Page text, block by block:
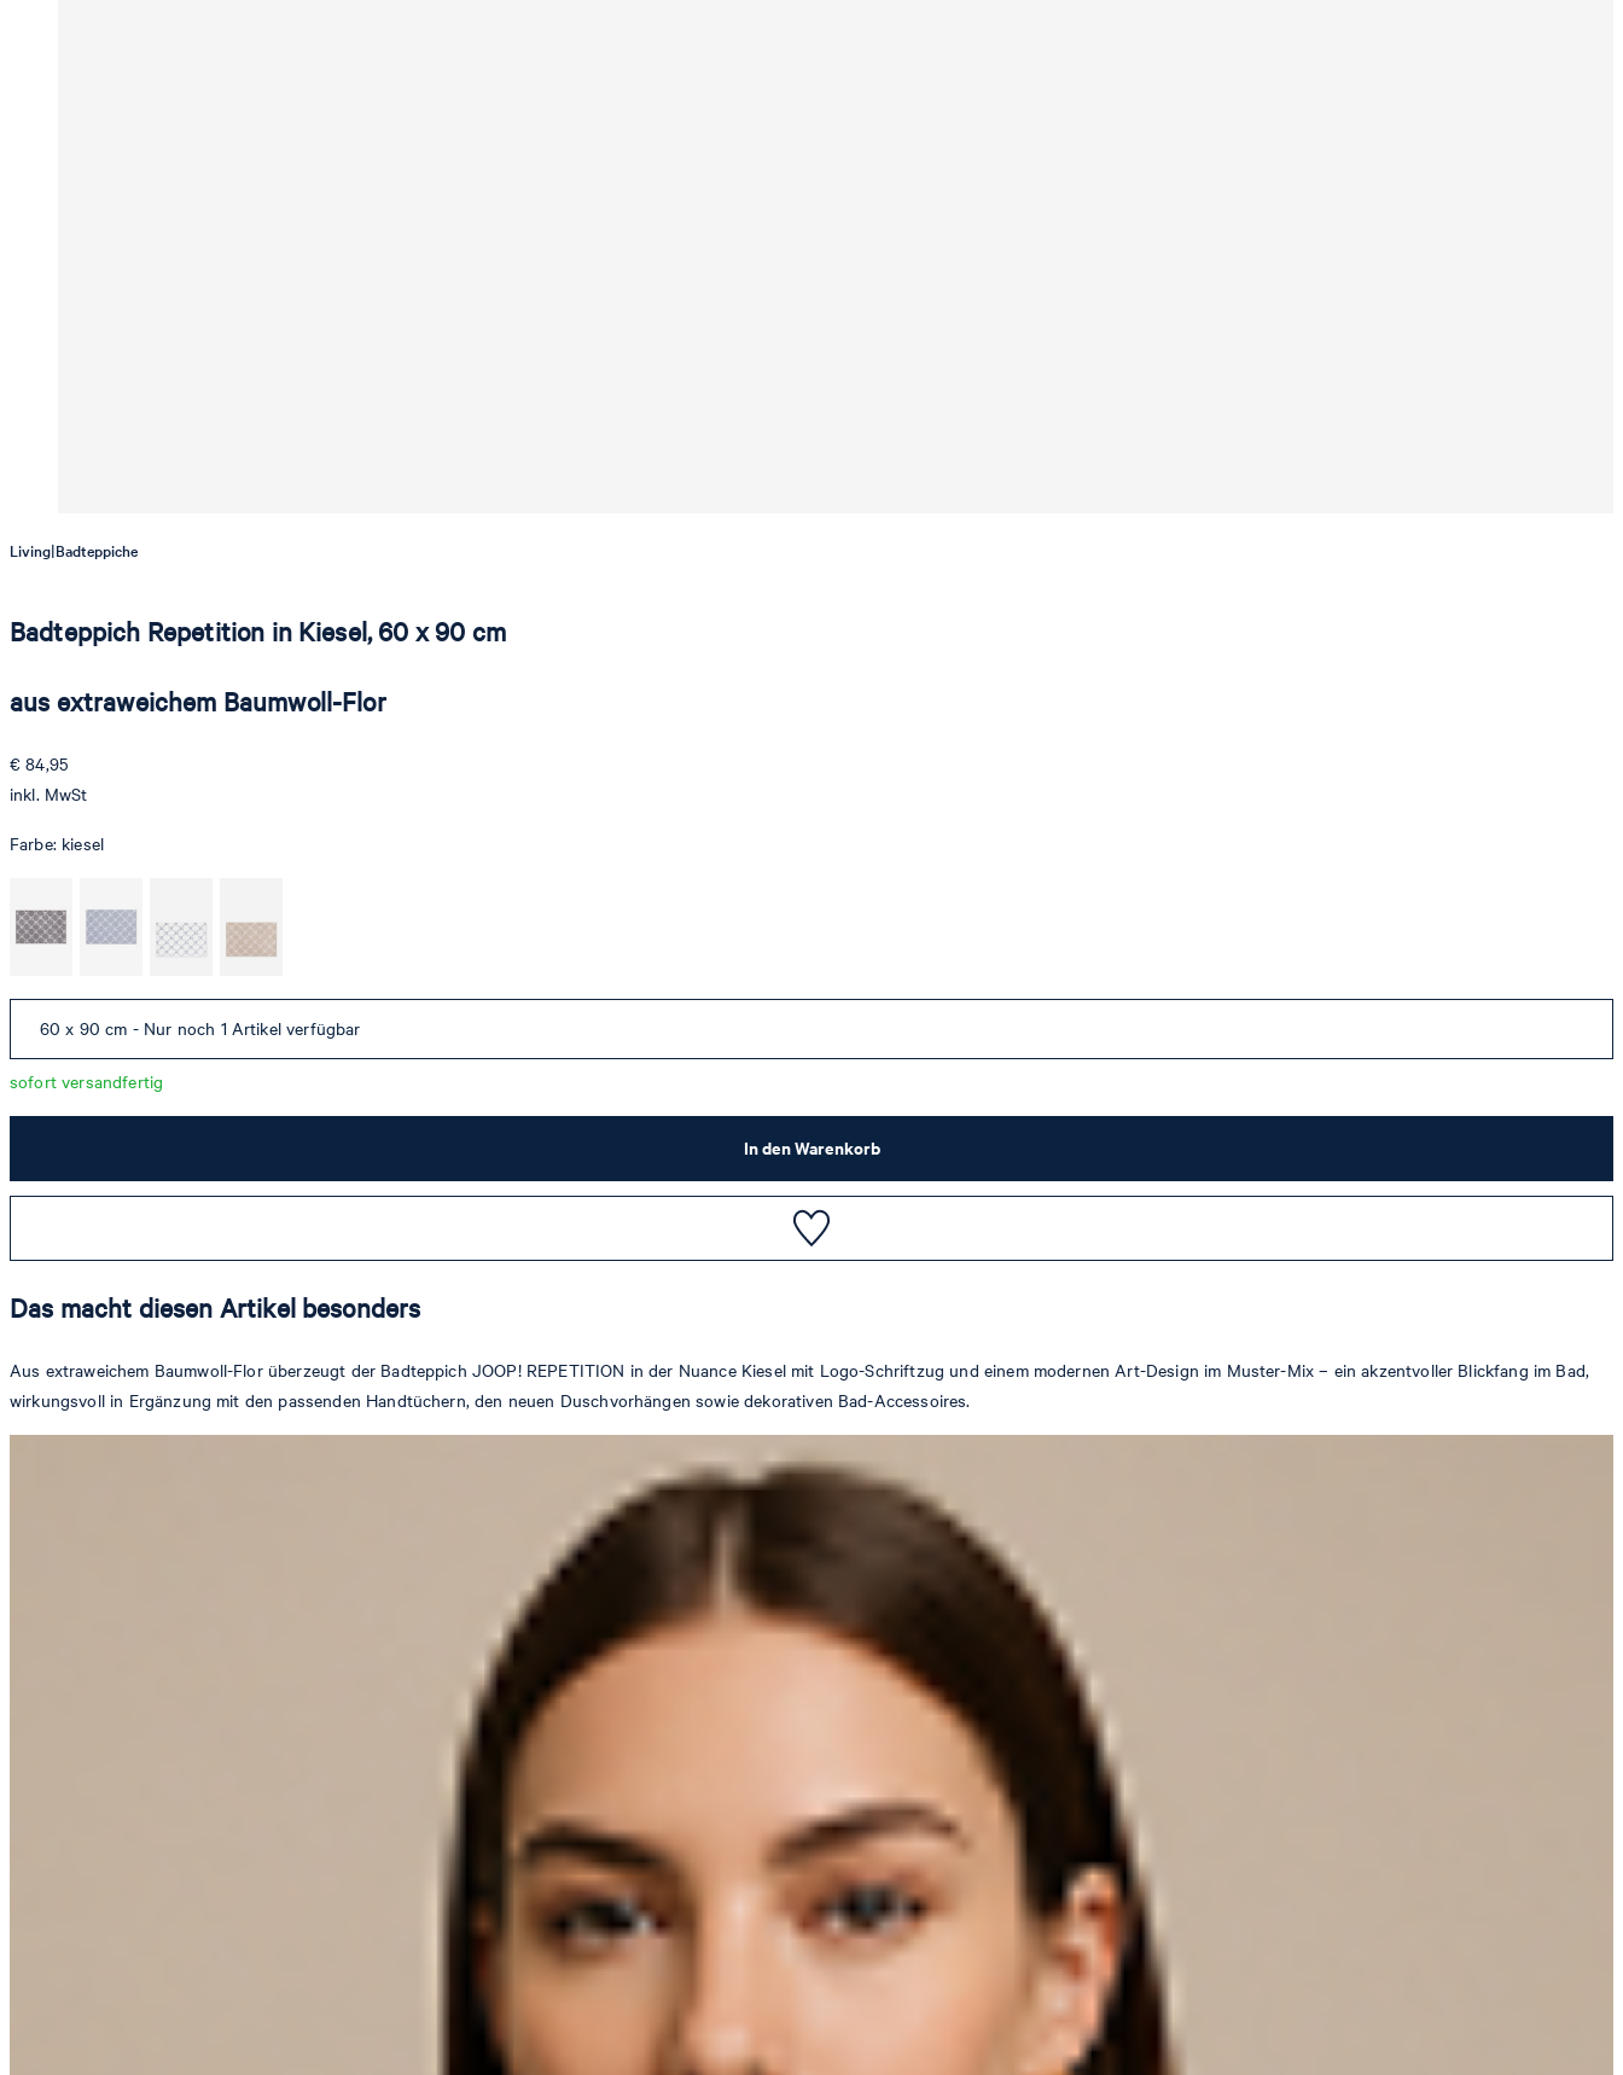
Living|Badteppiche
Badteppich Repetition in Kiesel, 60 x 90 cm
aus extraweichem Baumwoll-Flor
€ 84,95
inkl. MwSt
Farbe: kiesel
60 x 90 cm - Nur noch 1 Artikel verfügbar
sofort versandfertig
In den Warenkorb
Das macht diesen Artikel besonders
Aus extraweichem Baumwoll-Flor überzeugt der Badteppich JOOP! REPETITION in der Nuance Kiesel mit Logo-Schriftzug und einem modernen Art-Design im Muster-Mix – ein akzentvoller Blickfang im Bad,
wirkungsvoll in Ergänzung mit den passenden Handtüchern, den neuen Duschvorhängen sowie dekorativen Bad-Accessoires.